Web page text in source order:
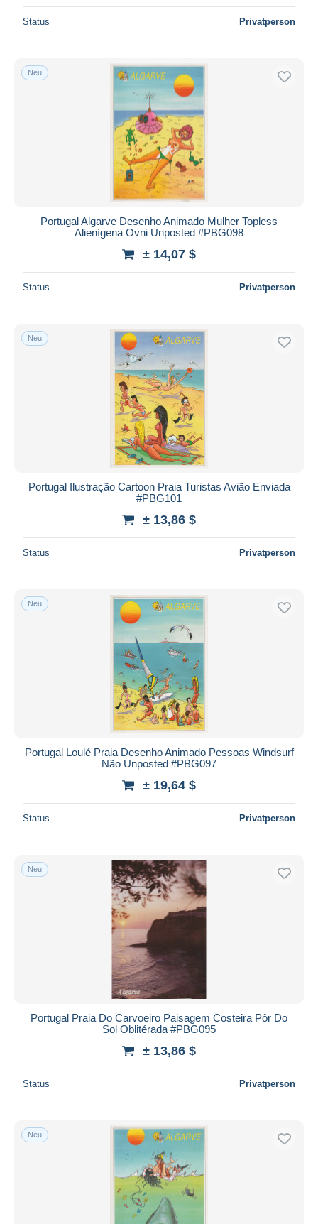
Status Privatperson
Neu
Portugal Algarve Desenho Animado Mulher Topless
Alienígena Ovni Unposted #PBG098
± 14,07 $
Status Privatperson
Neu
Portugal Ilustração Cartoon Praia Turistas Avião Enviada
#PBG101
± 13,86 $
Status Privatperson
Neu
Portugal Loulé Praia Desenho Animado Pessoas Windsurf
Não Unposted #PBG097
± 19,64 $
Status Privatperson
Neu
Portugal Praia Do Carvoeiro Paisagem Costeira Pôr Do
Sol Oblitérada #PBG095
± 13,86 $
Status Privatperson
Neu